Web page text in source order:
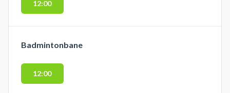
12:00
Badmintonbane
12:00